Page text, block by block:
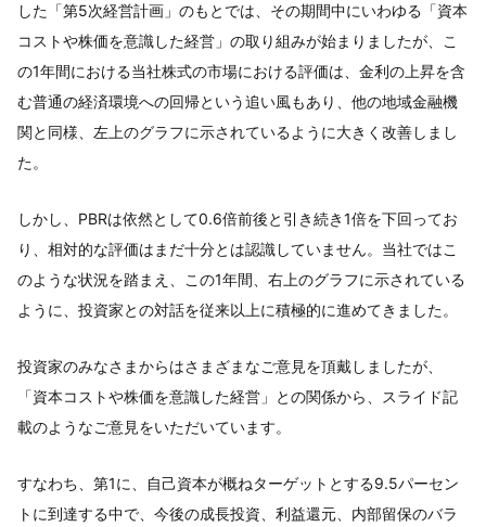
した「第5次経営計画」のもとでは、その期間中にいわゆる「資本
コストや株価を意識した経営」の取り組みが始まりましたが、こ
の1年間における当社株式の市場における評価は、金利の上昇を含
む普通の経済環境への回帰という追い風もあり、他の地域金融機
関と同様、左上のグラフに示されているように大きく改善しまし
た。
しかし、PBRは依然として0.6倍前後と引き続き1倍を下回ってお
り、相対的な評価はまだ十分とは認識していません。当社ではこ
のような状況を踏まえ、この1年間、右上のグラフに示されている
ように、投資家との対話を従来以上に積極的に進めてきました。
投資家のみなさまからはさまざまなご意見を頂戴しましたが、
「資本コストや株価を意識した経営」との関係から、スライド記
載のようなご意見をいただいています。
すなわち、第1に、自己資本が概ねターゲットとする9.5パーセン
トに到達する中で、今後の成長投資、利益還元、内部留保のバラ